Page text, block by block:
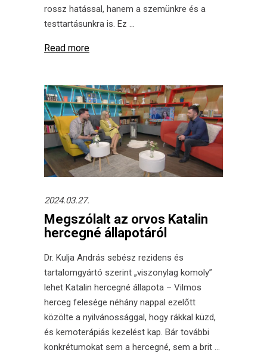
rossz hatással, hanem a szemünkre és a
testtartásunkra is. Ez
Read more
2024.03.27.
Megszólalt az orvos Katalin
hercegné állapotáról
Dr. Kulja András sebész rezidens és
tartalomgyártó szerint „viszonylag komoly”
lehet Katalin hercegné állapota – Vilmos
herceg felesége néhány nappal ezelőtt
közölte a nyilvánossággal, hogy rákkal küzd,
és kemoterápiás kezelést kap. Bár további
konkrétumokat sem a hercegné, sem a brit